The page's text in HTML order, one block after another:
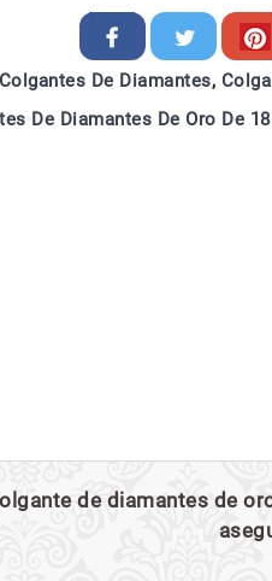
Colgantes De Diamantes,
De Diamantes De Oro De
de diamantes de